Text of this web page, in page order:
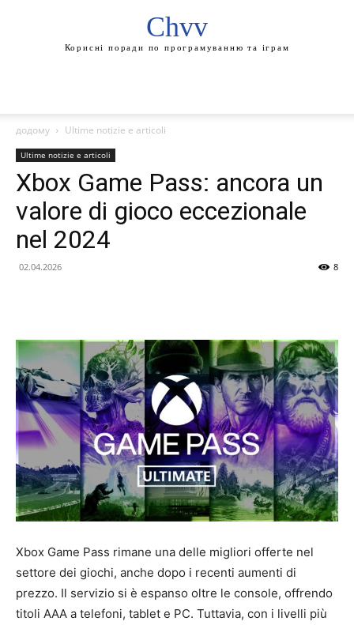
Chvv
Корисні поради по програмуванню та іграм
додому Ultime notizie e articoli
Ultime notizie e articoli
Xbox Game Pass: ancora un
valore di gioco eccezionale
nel 2024
02.04.2026 8
Xbox Game Pass rimane una delle migliori offerte nel
settore dei giochi, anche dopo i recenti aumenti di
prezzo. Il servizio si è espanso oltre le console, offrendo
titoli AAA a telefoni, tablet e PC. Tuttavia, con i livelli più